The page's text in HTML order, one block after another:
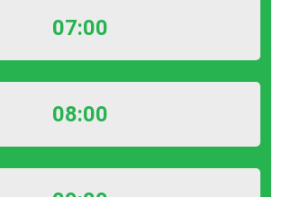
07:00
08:00